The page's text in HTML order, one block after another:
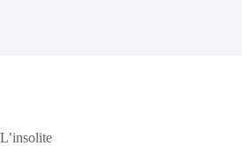
L’insolite